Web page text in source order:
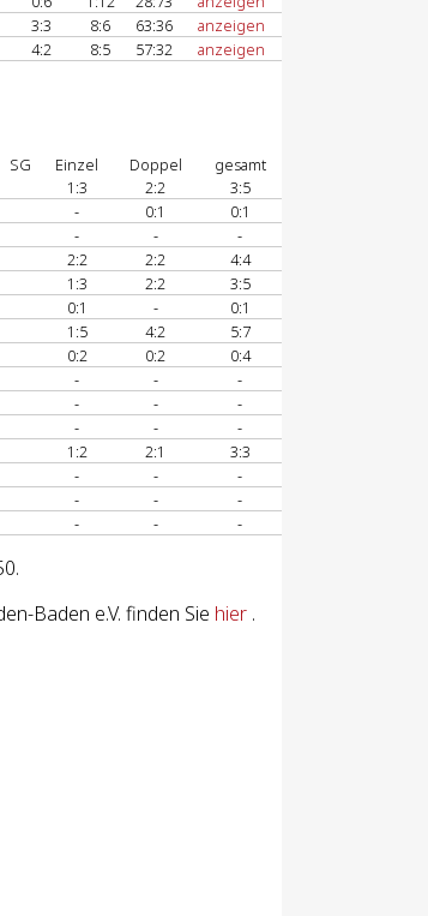
3:3 8:6 63:36
anzeigen
4:2 8:5 57:32 anzeigen
SG Einzel Doppel
gesamt
1:3 2:2
3:5
- 0:1
0:1
- -
-
2:2 2:2
4:4
1:3 2:2
3:5
0:1 -
0:1
1:5 4:2
5:7
0:2 0:2
0:4
- -
-
- -
-
- -
-
1:2 2:1
3:3
- -
-
- -
-
- - -
Baden e.V. finden Sie hier .